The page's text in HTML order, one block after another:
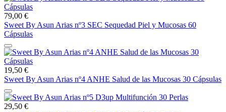
79,00 €
Sweet By Asun Arias nº3 SEC Sequedad Piel y Mucosas 60
Cápsulas
19,50 €
Sweet By Asun Arias nº4 ANHE Salud de las Mucosas 30 Cápsulas
29,50 €